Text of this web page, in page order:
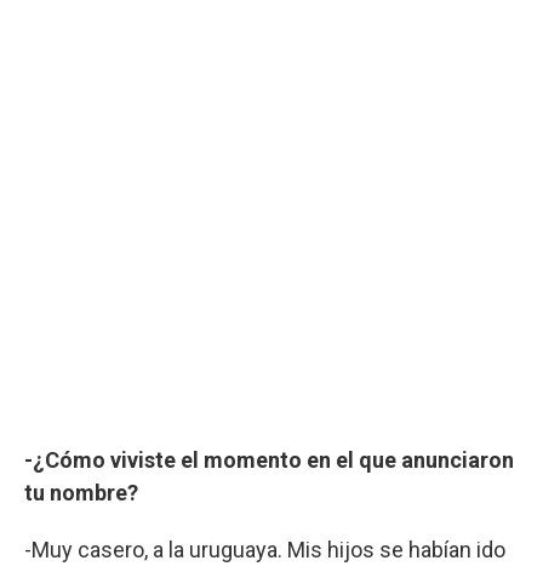
-¿Cómo viviste el momento en el que anunciaron
tu nombre?
-Muy casero, a la uruguaya. Mis hijos se habían ido